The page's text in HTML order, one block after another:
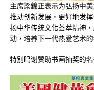
主席梁錦正表示为弘扬中
推动创新发展，更好地发
扬中华传统文化荟萃精神
动，培养下一代热爱艺术的
特別鸣谢赞助书画抽奖的